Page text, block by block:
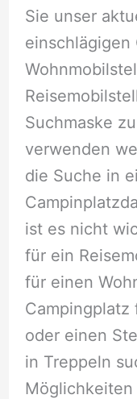
Sie unser
einschlägigen
Suchmaske
verwenden
die Suche in
ist es nicht
für ein
für einen
Campingplatz
oder einen
in Treppeln
Möglichkeiten